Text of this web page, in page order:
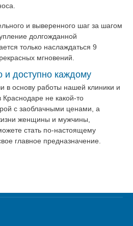
и выверенного шаг за шагом
долгожданной
только наслаждаться 9
мгновений.
и доступно каждому
в основу работы нашей клиники и
не какой-то
с заоблачными ценами, а
женщины и мужчины,
стать по-настоящему
главное предназначение.